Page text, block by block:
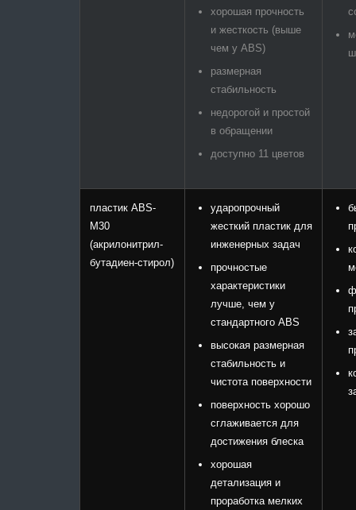
хорошая прочность
и жесткость (выше
чем у ABS)
размерная
стабильность
недорогой и простой
в обращении
доступно 11 цветов
пластик ABS-
M30
(акрилонитрил-
бутадиен-стирол)
ударопрочный
жесткий пластик для
инженерных задач
прочностые
характеристики
лучше, чем у
стандартного ABS
высокая размерная
стабильность и
чистота поверхности
поверхность хорошо
сглаживается для
достижения блеска
хорошая
детализация и
проработка мелких